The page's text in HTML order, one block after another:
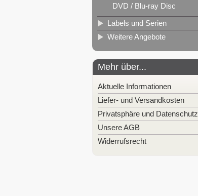
DVD / Blu-ray Disc
Labels und Serien
Weitere Angebote
Mehr über...
Aktuelle Informationen
Liefer- und Versandkosten
Privatsphäre und Datenschutz
Unsere AGB
Widerrufsrecht